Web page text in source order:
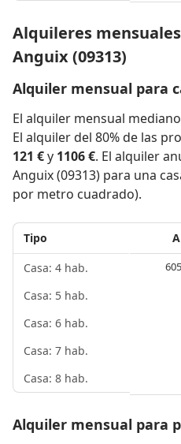
Alquileres
Anguix (09313)
Alquiler mensual para
El alquiler mensual
El alquiler del 80% de las
121 €y 1106 €. El alquiler
Anguix (09313) para una
por metro cuadrado).
Tipo
Casa: 4 hab.
Casa: 5 hab.
Casa: 6 hab.
Casa: 7 hab.
Casa: 8 hab.
605
Alquiler mensual para